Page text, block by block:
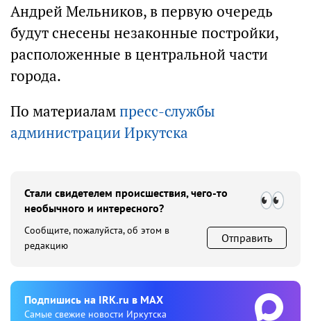
Андрей Мельников, в первую очередь
будут снесены незаконные постройки,
расположенные в центральной части
города.
По материалампресс-службы
администрации Иркутска
Стали свидетелем происшествия, чего-то
необычного и интересного?
Сообщите, пожалуйста, об этом в
редакцию
Отправить
Подпишиcь на IRK.ru в MAX
Cамые свежие новости Иркутска